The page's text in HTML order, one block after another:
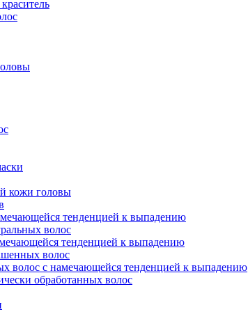
кожи головы
тенденцией к выпадению
волос
тенденцией к выпадению
волос
волос с намечающейся тенденцией к выпадению
обработанных волос